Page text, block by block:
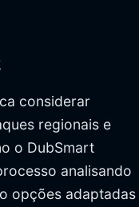
considerar
regionais e
o DubSmart
analisando
opções adaptadas